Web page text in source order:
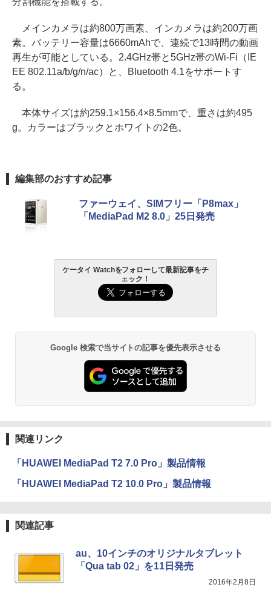
メインカメラは約800万画素、インカメラは約200万画
素。バッテリー容量は6660mAhで、連続で13時間の動画
再生が可能としている。2.4GHz帯と5GHz帯のWi-Fi（IE
EE 802.11a/b/g/n/ac）と、Bluetooth 4.1をサポートす
る。
本体サイズは約259.1×156.4×8.5mmで、重さは約495
g。カラーはブラックとホワイトの2色。
編集部のおすすめ記事
ファーウェイ、SIMフリー「P8max」
「MediaPad M2 8.0」25日発売
ケータイ Watchをフォローして最新記事をチ
ェック！
Google 検索で当サイトの記事を優先表示させる
関連リンク
「HUAWEI MediaPad T2 7.0 Pro」製品情報
「HUAWEI MediaPad T2 10.0 Pro」製品情報
関連記事
au、10インチのオリジナルタブレット
「Qua tab 02」を11日発売
2016年2月8日